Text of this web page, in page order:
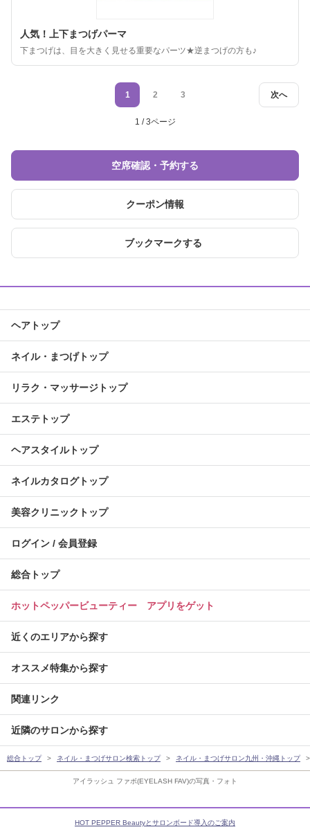
アイラッシュ ファボ(EYELASH FAV)の写真・フォト
人気！上下まつげパーマ
下まつげは、目を大きく見せる重要なパーツ★逆まつげの方も♪
次へ
1 2 3
1 / 3ページ
空席確認・予約する
クーポン情報
ブックマークする
ヘアトップ
ネイル・まつげトップ
リラク・マッサージトップ
エステトップ
ヘアスタイルトップ
ネイルカタログトップ
美容クリニックトップ
ログイン / 会員登録
総合トップ
ホットペッパービューティー アプリをゲット
近くのエリアから探す
オススメ特集から探す
関連リンク
近隣のサロンから探す
総合トップ ネイル・まつげサロン検索トップ ネイル・まつげサロン九州・沖縄トップ
HOT PEPPER Beautyとサロンボード導入のご案内